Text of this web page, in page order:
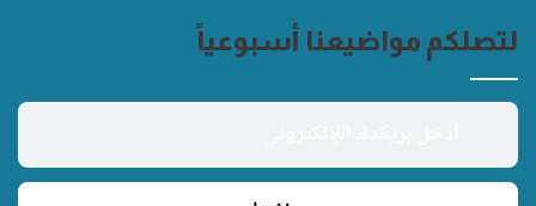
لتصلكم مواضيعنا أسبوعياً